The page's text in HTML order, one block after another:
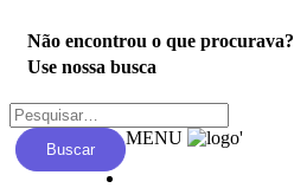
Não encontrou o que procurava?
Use nossa busca
Buscar
MENU '